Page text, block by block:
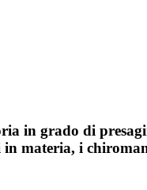
in grado di
in materia, i